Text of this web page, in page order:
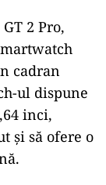
2 Pro,
cadran
ul dispune
inci,
și să ofere o